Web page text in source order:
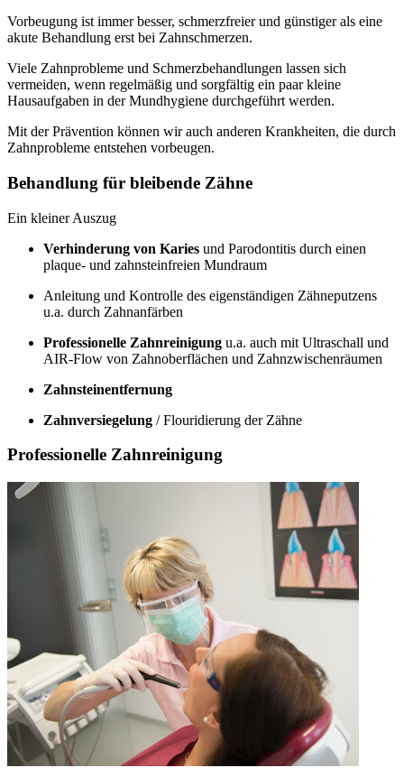
Vorbeugung ist immer besser, schmerzfreier und günstiger als eine
akute Behandlung erst bei Zahnschmerzen.
Viele Zahnprobleme und Schmerzbehandlungen lassen sich
vermeiden, wenn regelmäßig und sorgfältig ein paar kleine
Hausaufgaben in der Mundhygiene durchgeführt werden.
Mit der Prävention können wir auch anderen Krankheiten, die durch
Zahnprobleme entstehen vorbeugen.
Behandlung für bleibende Zähne
Ein kleiner Auszug
Verhinderung von Karies und Parodontitis durch einen
plaque- und zahnsteinfreien Mundraum
Anleitung und Kontrolle des eigenständigen Zähneputzens
u.a. durch Zahnanfärben
Professionelle Zahnreinigung u.a. auch mit Ultraschall und
AIR-Flow von Zahnoberflächen und Zahnzwischenräumen
Zahnsteinentfernung
Zahnversiegelung / Flouridierung der Zähne
Professionelle Zahnreinigung